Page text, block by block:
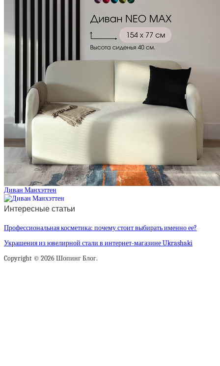
Диван Манхэттен
Интересные статьи
Профессиональная косметика: почему стоит выбирать именно ее?
Украшения из ювелирной стали в интернет-магазине Ukrashaki
Copyright © 2026 Шопинг Блог.